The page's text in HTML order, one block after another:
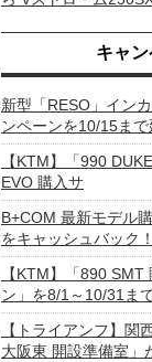
キャ
新型「RESO」イン
ンペーンを10/15まで
【KTM】「990
EVO 購入サ
B+COM 最新モデル
をキャッシュバック
【KTM】「890
ン」を8/1～10/31ま
【トライアンフ】関
大阪東 開設準備室」